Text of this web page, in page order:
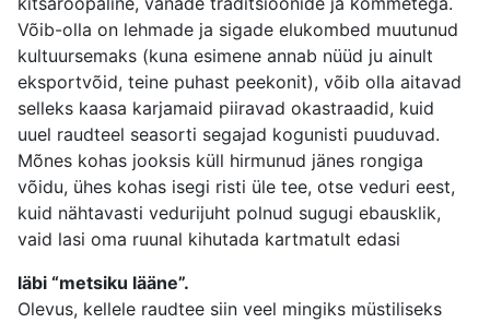
Võib-olla on lehmade ja sigade elukombed muutunud
kultuursemaks (kuna esimene annab nüüd ju ainult
eksportvõid, teine puhast peekonit), võib olla aitavad
selleks kaasa karjamaid piiravad okastraadid, kuid
uuel raudteel seasorti segajad kogunisti puuduvad.
Mõnes kohas jooksis küll hirmunud jänes rongiga
võidu, ühes kohas isegi risti üle tee, otse veduri eest,
kuid nähtavasti vedurijuht polnud sugugi ebausklik,
vaid lasi oma ruunal kihutada kartmatult edasi
läbi “metsiku lääne”.
Olevus, kellele raudtee siin veel mingiks müstiliseks